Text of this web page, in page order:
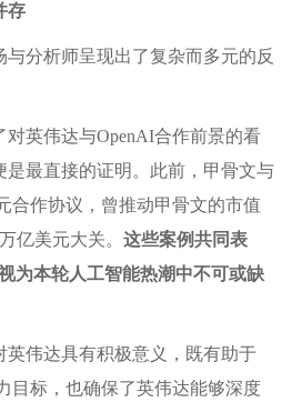
存
分析师呈现出了复杂而多元的反
英伟达与OpenAI合作前景的看
是最直接的证明。此前，甲骨文与
合作协议，曾推动甲骨文的市值
亿美元大关。 这些案例共同表
为本轮人工智能热潮中不可或缺
英伟达具有积极意义，既有助于
目标，也确保了英伟达能够深度